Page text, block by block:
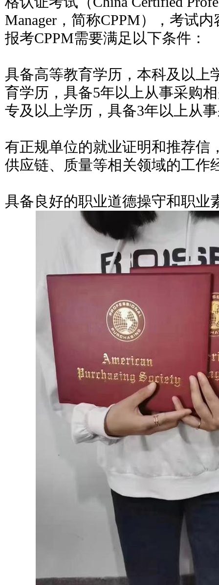
Manager，简称CPPM），考试
报考CPPM需要满足以下条件：
具备高等教育学历，本科及以上
育学历，具备5年以上从事采购
专及以上学历，具备3年以上从
有正规单位的就业证明和推荐信
供应链、质量等相关领域的工作
具备良好的职业道德操守和职业